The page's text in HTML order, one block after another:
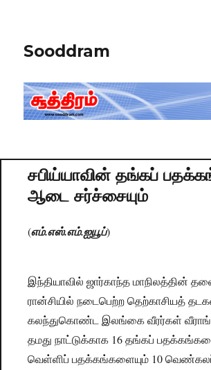
Sooddram
சபிய்யாவின் தங்கப்
ஆடை சர்ச்சையும்
(எம்.எஸ்.எம்.ஐயூப்)
இந்தியாவில் ஜார்காந்த மாநிலத்தின்
ரான்சியில் நடைபெற்ற தெற்காசியத்
கலந்துகொண்ட இலங்கை வீரர்கள்
தமது நாட்டுக்காக 16 தங்கப்
வெள்ளிப் பதக்கங்களையும் 10